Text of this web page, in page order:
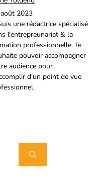
2023
une rédactrice spécialisé
l'entrepreunariat & la
professionnelle. Je
pouvoir accompagner
audience pour
d'un point de vue